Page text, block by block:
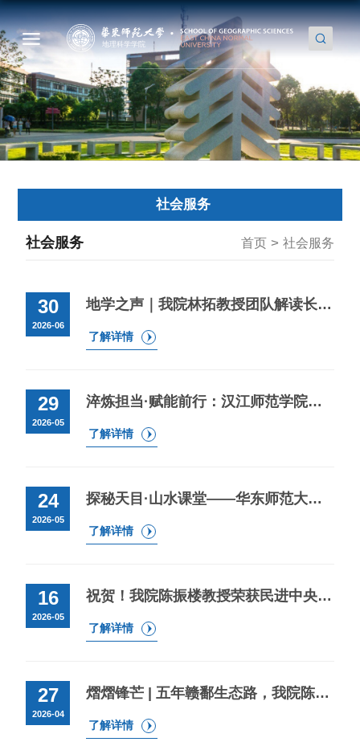
社会服务
首页 > 社会服务
社会服务
30
2026-06
地学之声｜我院林拓教授团队解读长三角科创央地共建逻辑
了解详情
29
2026-05
淬炼担当·赋能前行：汉江师范学院科级干部综合能力提升专题培训（第一期）在华东师范大学成功举办
了解详情
24
2026-05
探秘天目·山水课堂——华东师范大学地理与生物跨学科研学实践营
了解详情
16
2026-05
祝贺！我院陈振楼教授荣获民进中央长江生态环境保护民主监督工作先进工作者称号
了解详情
27
2026-04
熠熠锋芒 | 五年赣鄱生态路，我院陈振楼教授和民进中央共绘“江河与共”长江答卷
了解详情